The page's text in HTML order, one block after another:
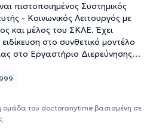
πιστοποιημένος Συστημικός
- Κοινωνικός Λειτουργός με
και μέλος του ΣΚΛΕ. Έχει
στο συνθετικό μοντέλο
στο Εργαστήριο Διερεύνησης
συμβουλευτική σε άτομα, ζευγάρια,
των εξαρτήσεων, καθώς έχει
της τοξικοεξάρτησης, τόσο με
ομάδα του doctoranytime βασισμένη σε